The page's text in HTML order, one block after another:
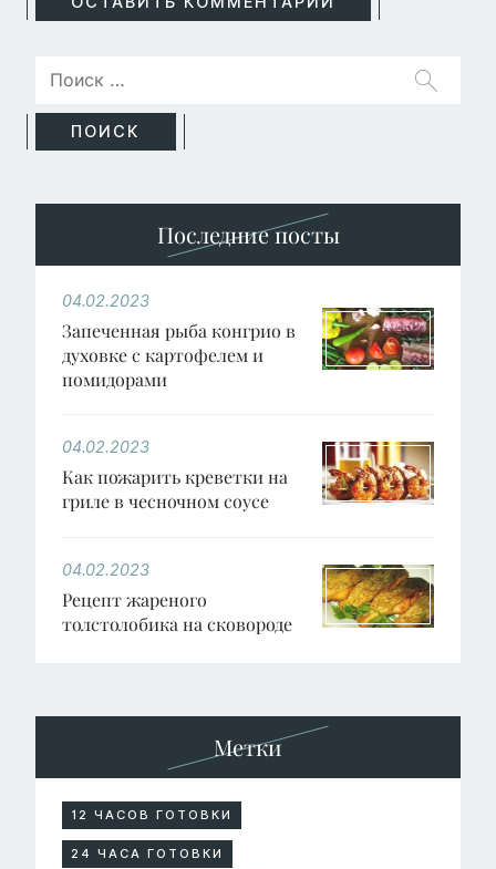
Последние посты
04.02.2023
Запеченная рыба конгрио в
духовке с картофелем и
помидорами
04.02.2023
Как пожарить креветки на
гриле в чесночном соусе
04.02.2023
Рецепт жареного
толстолобика на сковороде
Метки
12 ЧАСОВ ГОТОВКИ
24 ЧАСА ГОТОВКИ